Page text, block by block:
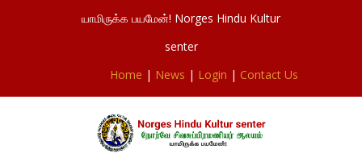
யாமிருக்க பயமேன்! Norges Hindu Kultur
senter
Home | News | Login | Contact Us